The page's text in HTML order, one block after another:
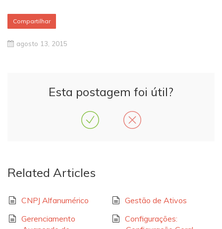
Compartilhar
agosto 13, 2015
Esta postagem foi útil?
Related Articles
CNPJ Alfanumérico
Gestão de Ativos
Gerenciamento
Configurações: